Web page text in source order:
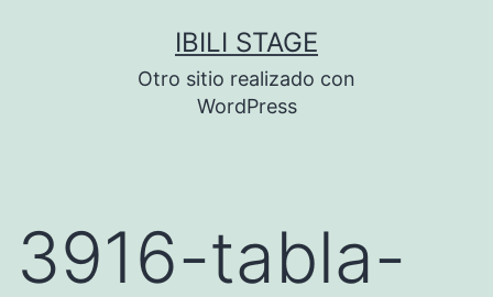
IBILI STAGE
Otro sitio realizado con
WordPress
3916-tabla-